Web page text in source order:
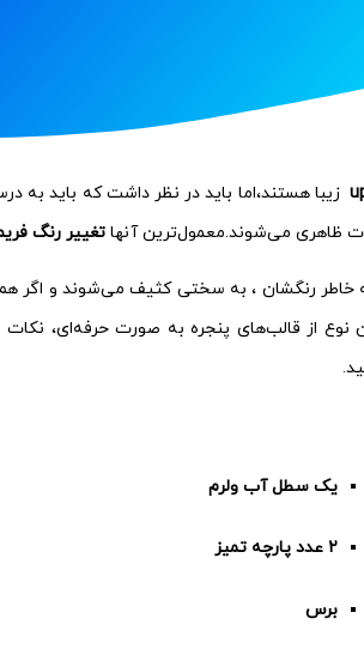
زیبا هستند،اما باید در نظر داشت که باید به
ظاهری می‌شوند.معمول‌ترین آنهاتغییر رنگ
خاطر رنگشان ، به سختی کثیف می‌شوند و اگر
نوع از قالب‌های پنجره به صورت حرفه‌ای،
یک سطل آب ولرم
۲ عدد پارچه تمیز
برس